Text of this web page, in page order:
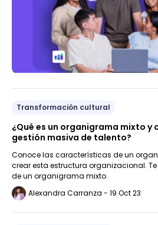
Transformación cultural
¿Qué es un organigrama mixto y
gestión masiva de talento?
Conoce las características de un
crear esta estructura organizacional.
de un organigrama mixto.
Alexandra Carranza - 19 Oct 23